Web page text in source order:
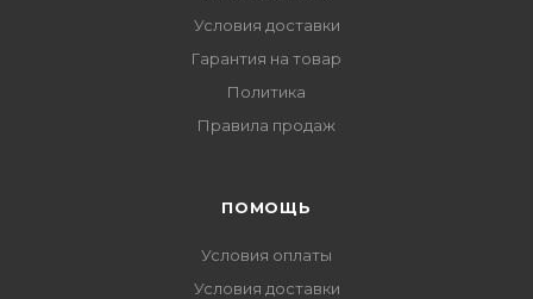
Условия доставки
Гарантия на товар
Политика
Правила продаж
ПОМОЩЬ
Условия оплаты
Условия доставки